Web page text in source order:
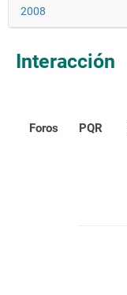
2008
Interacción
Foros PQR